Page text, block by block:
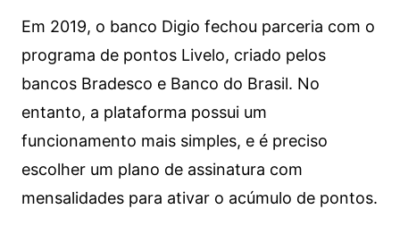
Em 2019, o banco Digio fechou parceria com o
programa de pontos Livelo, criado pelos
bancos Bradesco e Banco do Brasil. No
entanto, a plataforma possui um
funcionamento mais simples, e é preciso
escolher um plano de assinatura com
mensalidades para ativar o acúmulo de pontos.